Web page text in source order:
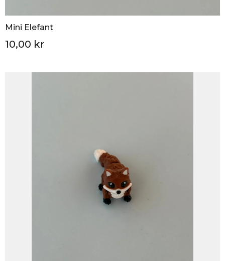
Mini Elefant
10,00 kr